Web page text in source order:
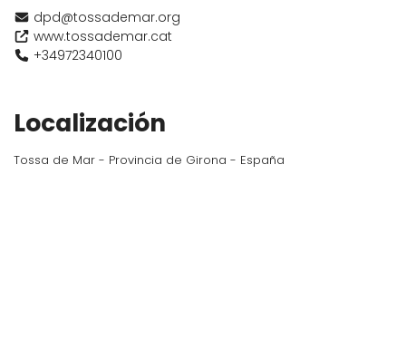
dpd@tossademar.org
www.tossademar.cat
+34972340100
Localización
Tossa de Mar - Provincia de Girona - España